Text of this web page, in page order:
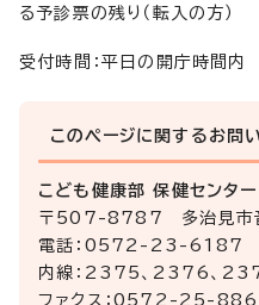
る予診票の残り（転入の方）
受付時間：平日の開庁時間内
このページに関する お問
こども健康部 保健センタ
〒507-8787 多治見市
電話：0572-23-6187
内線：2375、2376、
ファクス：0572-25-